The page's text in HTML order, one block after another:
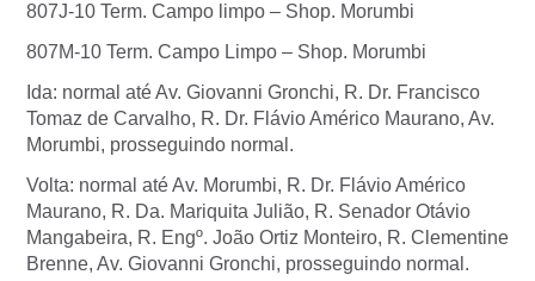
807J-10 Term. Campo limpo – Shop. Morumbi
807M-10 Term. Campo Limpo – Shop. Morumbi
Ida: normal até Av. Giovanni Gronchi, R. Dr. Francisco
Tomaz de Carvalho, R. Dr. Flávio Américo Maurano, Av.
Morumbi, prosseguindo normal.
Volta: normal até Av. Morumbi, R. Dr. Flávio Américo
Maurano, R. Da. Mariquita Julião, R. Senador Otávio
Mangabeira, R. Engº. João Ortiz Monteiro, R. Clementine
Brenne, Av. Giovanni Gronchi, prosseguindo normal.